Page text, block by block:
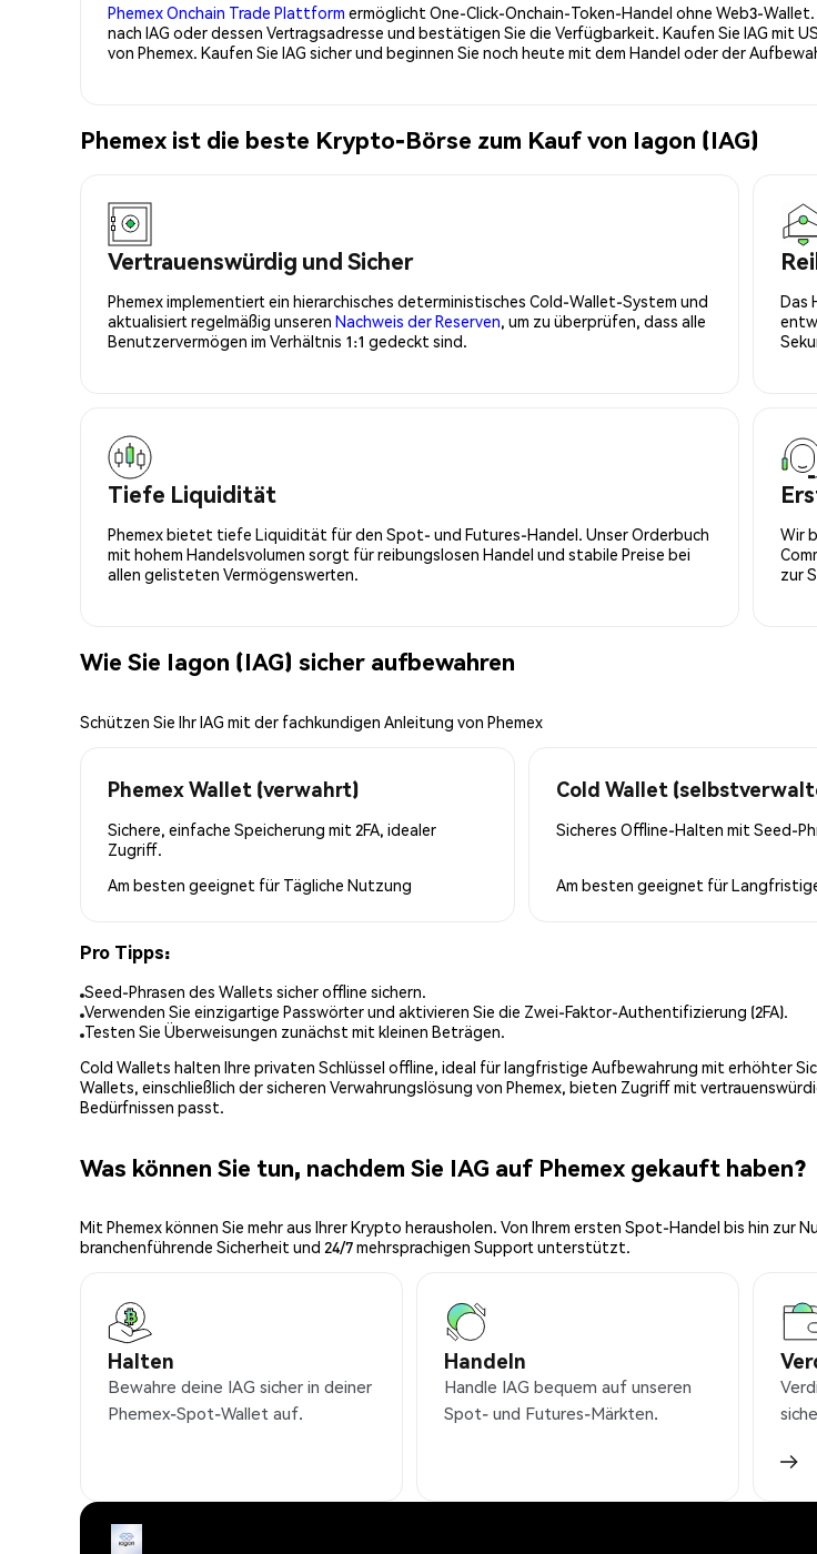
Phemex Onchain Trade Plattform ermöglicht One-Click-Onchain-Token-Handel ohne Web3-Wallet.
nach IAG oder dessen Vertragsadresse und bestätigen Sie die Verfügbarkeit. Kaufen Sie IAG mit
von Phemex. Kaufen Sie IAG sicher und beginnen Sie noch heute mit dem Handel oder der
Phemex ist die beste Krypto-Börse zum Kauf von Iagon (IAG)
Vertrauenswürdig und Sicher
Phemex implementiert ein hierarchisches deterministisches Cold-Wallet-System und
aktualisiert regelmäßig unseren Nachweis der Reserven, um zu überprüfen, dass alle
Benutzervermögen im Verhältnis 1:1 gedeckt sind.
Das
Tiefe Liquidität
Phemex bietet tiefe Liquidität für den Spot- und Futures-Handel. Unser Orderbuch
mit hohem Handelsvolumen sorgt für reibungslosen Handel und stabile Preise bei
allen gelisteten Vermögenswerten.
Wir
zur
Wie Sie Iagon (IAG) sicher aufbewahren
Schützen Sie Ihr IAG mit der fachkundigen Anleitung von Phemex
Phemex Wallet (verwahrt)
Sichere, einfache Speicherung mit 2FA, idealer
Zugriff.
Am besten geeignet für Tägliche Nutzung
Cold Wallet
Sicheres Offline-Halten mit Seed-
Am besten geeignet für
Pro Tipps:
Seed-Phrasen des Wallets sicher offline sichern.
Verwenden Sie einzigartige Passwörter und aktivieren Sie die Zwei-Faktor-Authentifizierung (2FA).
Testen Sie Überweisungen zunächst mit kleinen Beträgen.
Cold Wallets halten Ihre privaten Schlüssel offline, ideal für langfristige Aufbewahrung mit erhöhter
Wallets, einschließlich der sicheren Verwahrungslösung von Phemex, bieten Zugriff mit
Bedürfnissen passt.
Was können Sie tun, nachdem Sie IAG auf Phemex gekauft haben?
Mit Phemex können Sie mehr aus Ihrer Krypto herausholen. Von Ihrem ersten Spot-Handel bis hin
branchenführende Sicherheit und 24/7 mehrsprachigen Support unterstützt.
Halten
Bewahre deine IAG sicher in deiner
Phemex-Spot-Wallet auf.
Handeln
Handle IAG bequem auf unseren
Spot- und Futures-Märkten.